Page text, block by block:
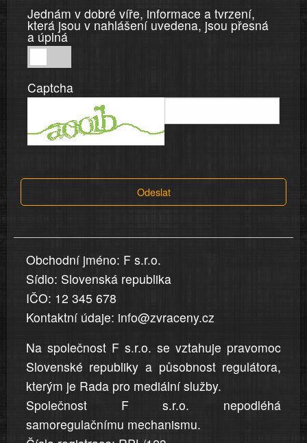
Jednám v dobré víře, informace a tvrzení,
která jsou v nahlášení uvedena, jsou přesná
a úplná
v
dobré
informace
v
jsou
přesná
a
úplná
Captcha
Odeslat
Obchodní jméno: F s.r.o.
Sídlo: Slovenská republika
IČO: 12 345 678
Kontaktní údaje: info@zvraceny.cz
Na společnost F s.r.o. se vztahuje pravomoc
Slovenské republiky a působnost regulátora,
kterým je Rada pro mediální služby.
Společnost F s.r.o. nepodléhá
samoregulačnímu mechanismu.